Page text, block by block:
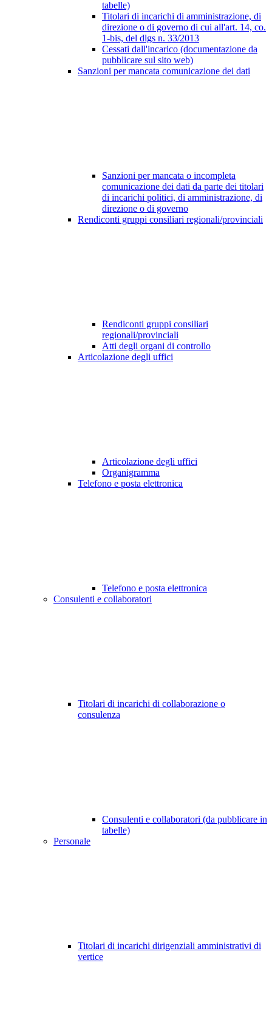
tabelle)
Titolari di incarichi di amministrazione, di
direzione o di governo di cui all'art. 14, co.
1-bis, del dlgs n. 33/2013
Cessati dall'incarico (documentazione da
pubblicare sul sito web)
Sanzioni per mancata comunicazione dei dati
Sanzioni per mancata o incompleta
comunicazione dei dati da parte dei titolari
di incarichi politici, di amministrazione, di
direzione o di governo
Rendiconti gruppi consiliari regionali/provinciali
Rendiconti gruppi consiliari
regionali/provinciali
Atti degli organi di controllo
Articolazione degli uffici
Articolazione degli uffici
Organigramma
Telefono e posta elettronica
Telefono e posta elettronica
Consulenti e collaboratori
Titolari di incarichi di collaborazione o
consulenza
Consulenti e collaboratori (da pubblicare in
tabelle)
Personale
Titolari di incarichi dirigenziali amministrativi di
vertice